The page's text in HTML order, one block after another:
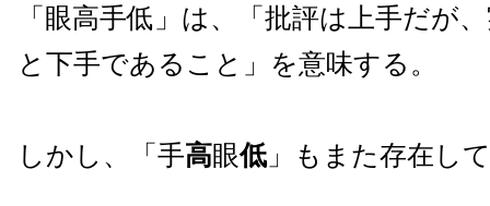
「眼高手低」は、「批評は上手だが
と下手であること 」を意味する。
しかし、「手高眼低 」もまた存在し